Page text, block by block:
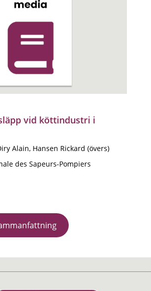
vid köttindustri i
Alain, Hansen Rickard (övers)
des Sapeurs-Pompiers